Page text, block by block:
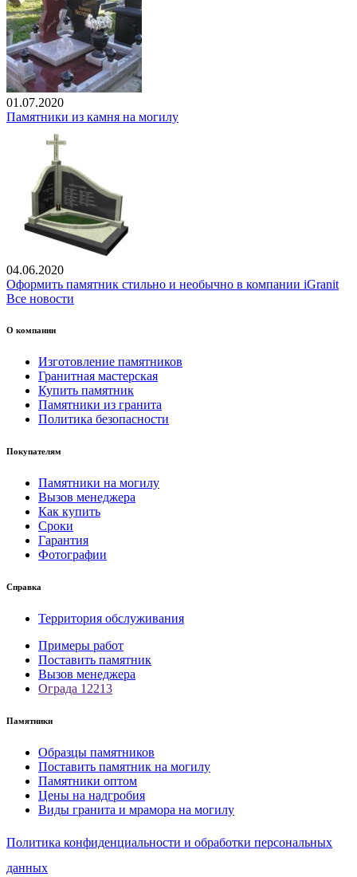
01.07.2020
Памятники из камня на могилу
04.06.2020
Оформить памятник стильно и необычно в компании iGranit
Все новости
О компании
Изготовление памятников
Гранитная мастерская
Купить памятник
Памятники из гранита
Политика безопасности
Покупателям
Памятники на могилу
Вызов менеджера
Как купить
Сроки
Гарантия
Фотографии
Справка
Территория обслуживания
Примеры работ
Поставить памятник
Вызов менеджера
Ограда 12213
Памятники
Образцы памятников
Поставить памятник на могилу
Памятники оптом
Цены на надгробия
Виды гранита и мрамора на могилу
Политика конфиденциальности и обработки персональных
данных